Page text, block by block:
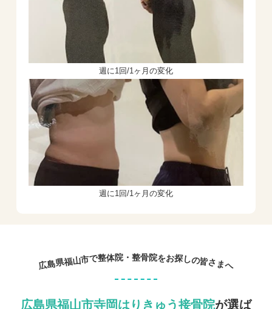
週に1回/1ヶ月の変化
週に1回/1ヶ月の変化
広島県福山市で整体院・ 整骨院をお探しの皆さまへ
広島県福山市寺岡はりきゅう接骨院が選ば